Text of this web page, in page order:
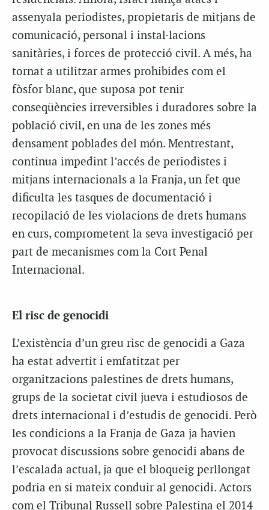
assenyala periodistes, propietaris de mitjans de
comunicació, personal i instal·lacions
sanitàries, i forces de protecció civil. A més, ha
tornat a utilitzar armes prohibides com el
fòsfor blanc, que suposa pot tenir
conseqüències irreversibles i duradores sobre la
població civil, en una de les zones més
densament poblades del món. Mentrestant,
continua impedint l’accés de periodistes i
mitjans internacionals a la Franja, un fet que
dificulta les tasques de documentació i
recopilació de les violacions de drets humans
en curs, comprometent la seva investigació per
part de mecanismes com la Cort Penal
Internacional.
El risc de genocidi
L’existència d’un greu risc de genocidi a Gaza
ha estat advertit i emfatitzat per
organitzacions palestines de drets humans,
grups de la societat civil jueva i estudiosos de
drets internacional i d’estudis de genocidi. Però
les condicions a la Franja de Gaza ja havien
provocat discussions sobre genocidi abans de
l’escalada actual, ja que el bloqueig perllongat
podria en si mateix conduir al genocidi. Actors
com el Tribunal Russell sobre Palestina el 2014